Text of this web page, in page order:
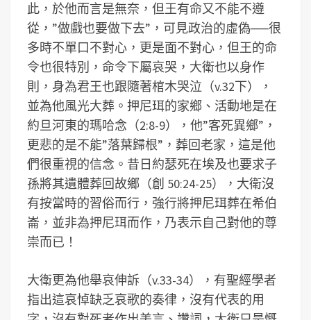
此，於他而言是無奈，但王有命又不能不遵
從，”做戲也要做下去”，可見政治的虛偽──很
多時不單口不對心，更是面不對心，但王的命
令也很特別，命令下屬哀哭，大衛也以身作
則，身為君王也跟隨著棺木哭泣（v.32下），
並為他風光大葬。押尼珥的家鄉、活動地是在
約旦河東的瑪哈念（2:8-9），他”客死異鄉”，
更悲的是不能”落葉歸根”，葬回老家，這是他
們很重視的信念。昔日約瑟死在埃及也要求子
孫將其遺體葬回故鄉（創 50:24-25），大衛沒
有按當時的習俗而行，強行將押尼珥葬在希伯
崙，並非為押尼珥而作，乃表示自己對他的尊
崇而已！
大衛更為他舉哀伸訴（v.33-34），有聖經學者
指出這哀悼缺乏哀歌的奏律，沒有代表的用